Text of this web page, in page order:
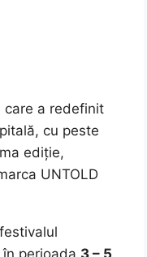
care a redefinit
cu peste
ediție,
UNTOLD